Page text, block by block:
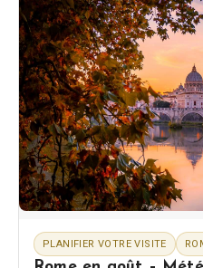
PLANIFIER VOTRE VISITE